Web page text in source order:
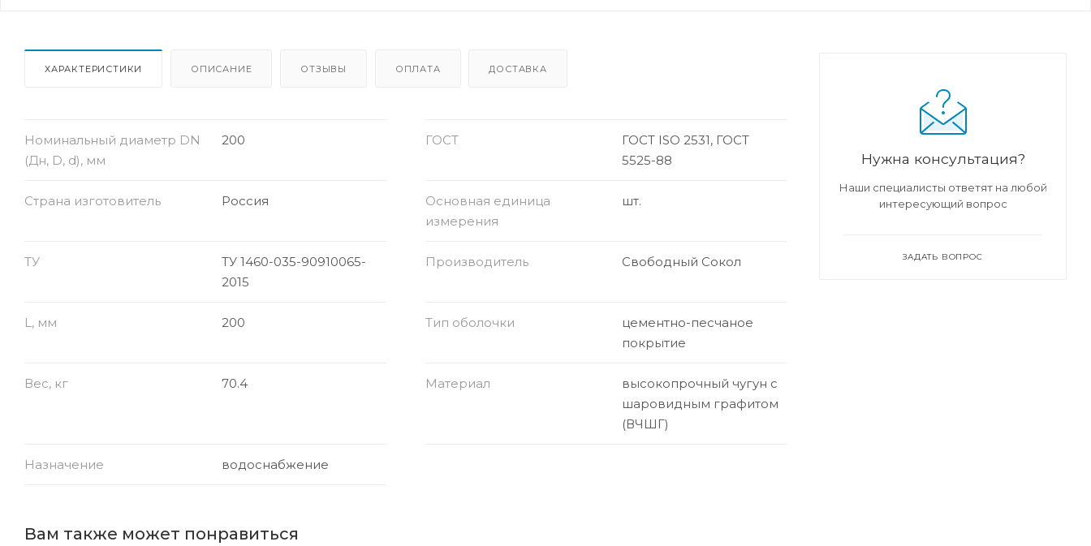
ХАРАКТЕРИСТИКИ ОПИСАНИЕ ОТЗЫВЫ ОПЛАТА ДОСТАВКА
Номинальный диаметр DN
(Дн, D, d), мм
200 ГОСТ
ГОСТ ISO 2531, ГОСТ
5525-88
Страна изготовитель Россия
Основная единица
измерения
шт.
ТУ
ТУ 1460-035-90910065-
2015
Производитель Свободный Сокол
L, мм 200 Тип оболочки
цементно-песчаное
покрытие
Вес, кг 70.4 Материал
высокопрочный чугун с
шаровидным графитом
(ВЧШГ)
Назначение водоснабжение
Вам также может понравиться
Нужна консультация?
Наши специалисты ответят на любой
интересующий вопрос
ЗАДАТЬ ВОПРОС